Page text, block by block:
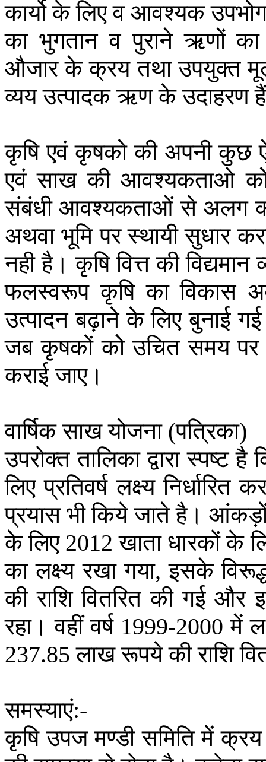
कार्यो के लिए व आवश्यक
का भुगतान व पुराने ऋणों का
औजार के क्रय तथा उपयुक्त
व्यय उत्पादक ऋण के उदाहरण
कृषि एवं कृषको की अपनी कुछ
एवं साख की आवश्यकताओ
संबंधी आवश्यकताओं से अलग
अथवा भूमि पर स्थायी सुधार
नही है। कृषि वित्त की विद्यमान
फलस्वरूप कृषि का विकास
उत्पादन बढ़ाने के लिए बुनाई गई
जब कृषकों कोेे उचित समय पर
कराई जाए।
वार्षिक साख योजना(पत्रिका)
उपरोक्त तालिका द्वारा स्पष्ट है
लिए प्रतिवर्ष लक्ष्य निर्धारित
प्रयास भी किये जाते है।
के लिए2012खाता धारकों के
का लक्ष्य रखा गया,इसके
की राशि वितरित की गई और
रहा। वहीं वर्ष1999-2000में
237.85लाख रूपये की राशि
समस्याएं:-
कृषि उपज मण्डी समिति में क्रय